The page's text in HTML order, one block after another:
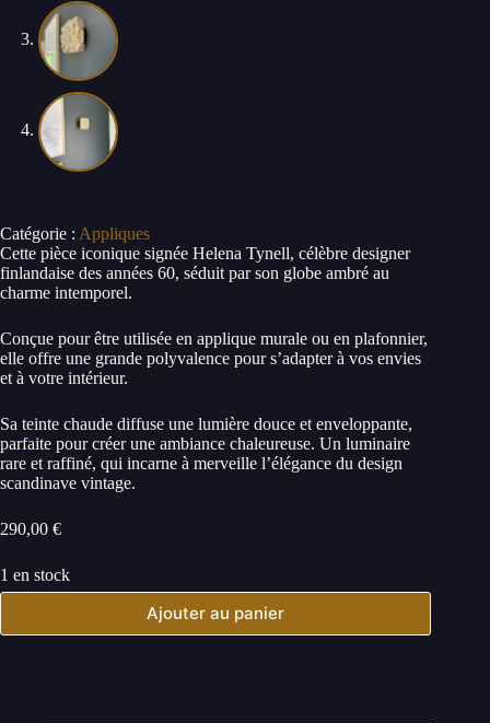
Catégorie : Appliques
Cette pièce iconique signée Helena Tynell, célèbre designer
finlandaise des années 60, séduit par son globe ambré au
charme intemporel.
Conçue pour être utilisée en applique murale ou en plafonnier,
elle offre une grande polyvalence pour s’adapter à vos envies
et à votre intérieur.
Sa teinte chaude diffuse une lumière douce et enveloppante,
parfaite pour créer une ambiance chaleureuse. Un luminaire
rare et raffiné, qui incarne à merveille l’élégance du design
scandinave vintage.
290,00 €
1 en stock
Ajouter au panier